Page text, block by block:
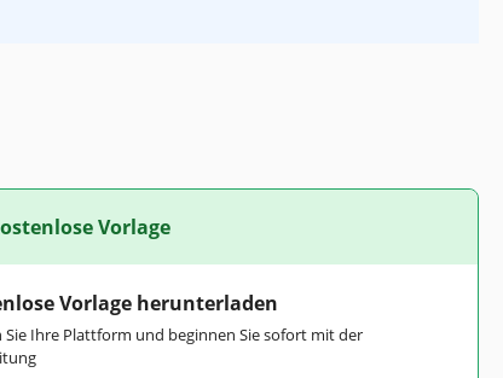
Vorlage
Vorlage herunterladen
Sie Ihre Plattform und beginnen Sie sofort mit der